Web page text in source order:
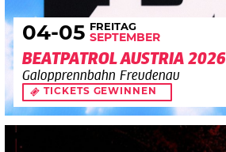
04-05 FREITAG
SEPTEMBER
BEATPATROL AUSTRIA 2026
Galopprennbahn Freudenau
TICKETS GEWINNEN